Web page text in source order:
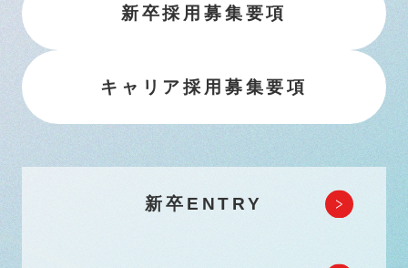
新卒採用募集要項
キャリア採用募集要項
新卒ENTRY